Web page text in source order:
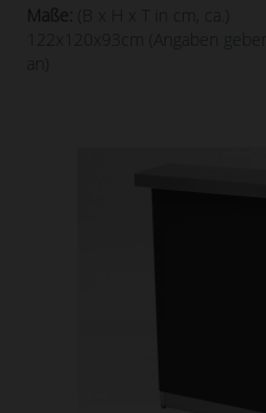
Maße:
(B x H x T in cm, ca.)
122x120x93cm (Angaben
an)